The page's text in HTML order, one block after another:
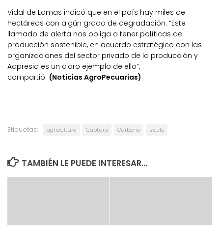
Vidal de Lamas indicó que en el país hay miles de
hectáreas con algún grado de degradación. “Este
llamado de alerta nos obliga a tener políticas de
producción sostenible, en acuerdo estratégico con las
organizaciones del sector privado de la producción y
Aapresid es un claro ejemplo de ello”,
compartió. (Noticias AgroPecuarias)
Etiquetas: agricultura Captura Carbono suelo
TAMBIÉN LE PUEDE INTERESAR...